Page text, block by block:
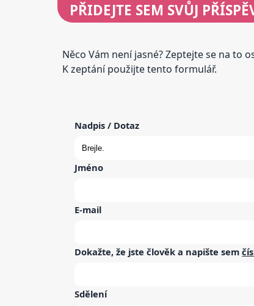
PŘIDEJTE SEM SVŮJ
Něco Vám není jasné? Zeptejte se na to
K zeptání použijte tento formulář.
Nadpis / Dotaz
Jméno
E-mail
Dokažte, že jste člověk a napište sem
Sdělení